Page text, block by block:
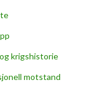
krigshistorie
motstand